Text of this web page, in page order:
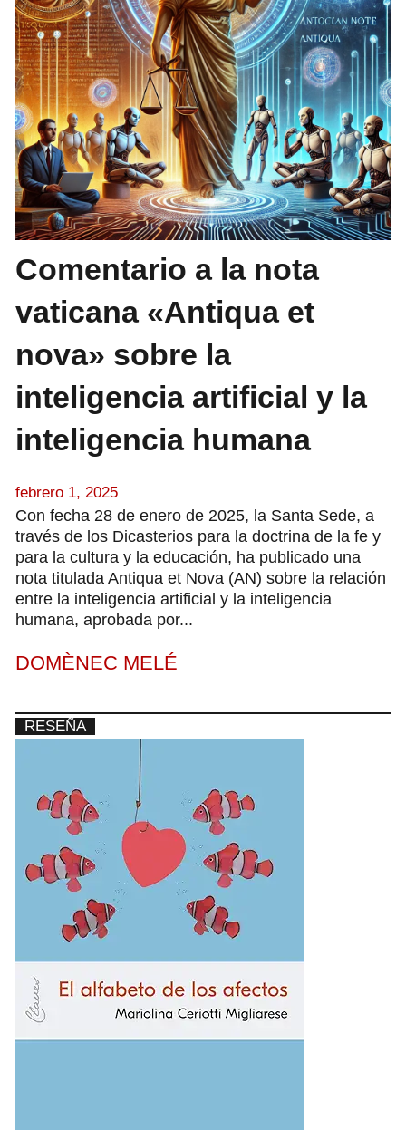
Comentario a la nota
vaticana «Antiqua et
nova» sobre la
inteligencia artificial y la
inteligencia humana
febrero 1, 2025
Con fecha 28 de enero de 2025, la Santa Sede, a
través de los Dicasterios para la doctrina de la fe y
para la cultura y la educación, ha publicado una
nota titulada Antiqua et Nova (AN) sobre la relación
entre la inteligencia artificial y la inteligencia
humana, aprobada por...
DOMÈNEC MELÉ
RESEÑA